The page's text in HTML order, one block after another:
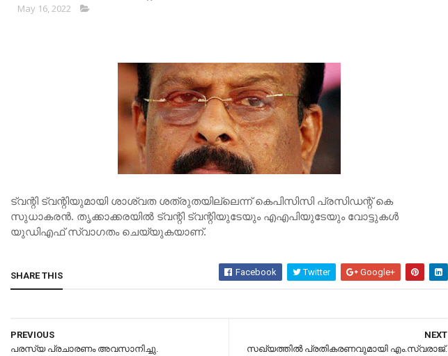
May 16, 2022
ട്വന്റി ട്വന്റിയുമായി ശാശ്വത ശത്രുതയില്ലെന്ന് കെപിസിസി പ്രസിഡന്റ് കെ
സുധാകരന്‍. തൃക്കാക്കരയില്‍ ട്വന്റി ട്വന്റിയുടേയും എഎപിയുടേയും വോട്ടുകള്‍
യുഡിഎഫ് സ്വാഗതം ചെയ്യുകയാണ്.
SHARE THIS Facebook Twitter Google+
NEXT
സഖ്യത്തില്‍ പ്രതികരണവുമായി എം.സ്വരാജ്.
PREVIOUS
പരസ്യ പ്രചാരണം അവസാനിച്ചു.